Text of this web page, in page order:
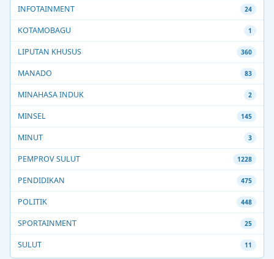
INFOTAINMENT 24
KOTAMOBAGU 1
LIPUTAN KHUSUS 360
MANADO 83
MINAHASA INDUK 2
MINSEL 145
MINUT 3
PEMPROV SULUT 1228
PENDIDIKAN 475
POLITIK 448
SPORTAINMENT 25
SULUT 11